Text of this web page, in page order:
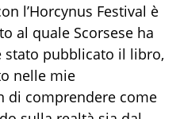
l’Horcynus Festival è
al quale Scorsese ha
stato pubblicato il libro,
nelle mie
di comprendere come